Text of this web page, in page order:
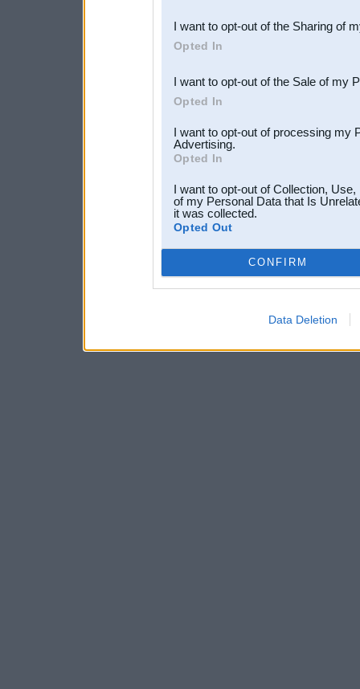
Downstream Participants
third parties.
I want to opt-out of the Sharing of
Opted In
I want to opt-out of the Sale of my
Opted In
I want to opt-out of processing my
Advertising.
Opted In
I want to opt-out of Collection,
of my Personal Data that Is
it was collected.
Opted Out
CONFIRM
Data Deletion